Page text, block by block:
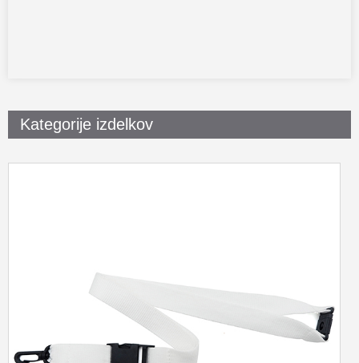
Kategorije izdelkov